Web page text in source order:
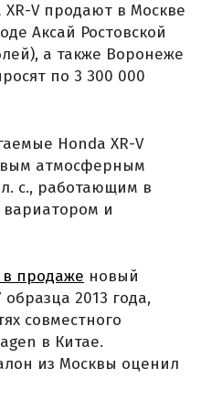
V продают в Москве
Аксай Ростовской
а также Воронеже
по 3 300 000
Honda XR-V
атмосферным
с., работающим в
вариатором и
в продаже новый
2013 года,
совместного
в Китае.
из Москвы оценил